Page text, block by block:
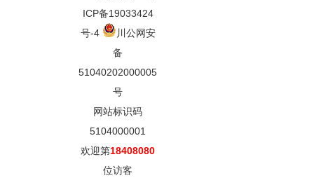
ICP备19033424
号-4
川公网安
备
51040202000005
号
网站标识码
5104000001
欢迎第18408080
位访客